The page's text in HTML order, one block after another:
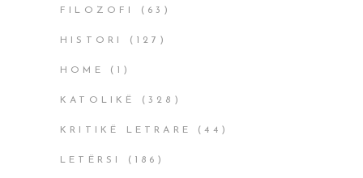
FILOZOFI (63)
HISTORI (127)
HOME (1)
KATOLIKË (328)
KRITIKË LETRARE (44)
LETËRSI (186)